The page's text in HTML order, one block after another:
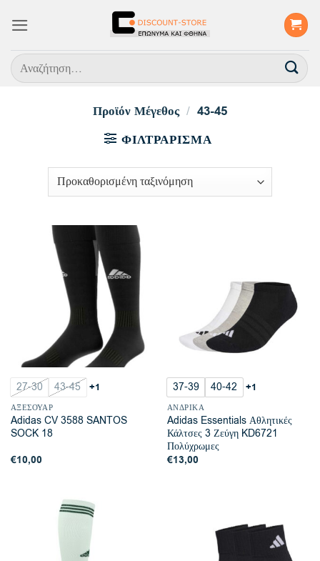
στο
Αναζήτηση
για:
Προϊόν Μέγεθος / 43-45
ΦΙΛΤΡΆΡΙΣΜΑ
27-30 43-45 +1
ΑΞΕΣΟΥΆΡ
Adidas CV 3588 SANTOS
SOCK 18
€10,00
37-39 40-42 +1
ΑΝΔΡΙΚΆ
Adidas Essentials Αθλητικές
Κάλτσες 3 Ζεύγη KD6721
Πολύχρωμες
€13,00